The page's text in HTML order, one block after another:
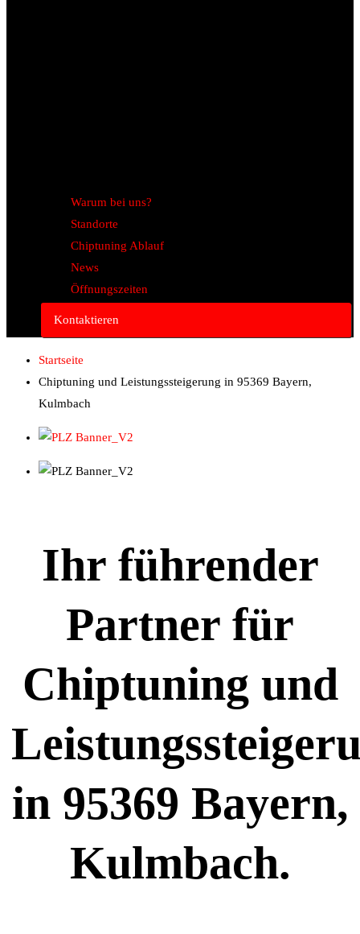
Warum bei uns?
Standorte
Chiptuning Ablauf
News
Öffnungszeiten
Kontaktieren
Startseite
Chiptuning und Leistungssteigerung in 95369 Bayern,
Kulmbach
Ihr führender
Partner für
Chiptuning und
in 95369 Bayern,
Kulmbach.